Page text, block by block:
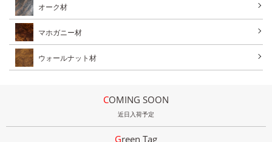
オーク材
マホガニー材
ウォールナット材
COMING SOON
近日入荷予定
Green Tag